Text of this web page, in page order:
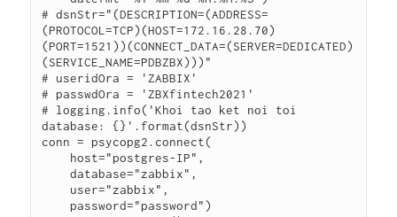
# dsnStr="(DESCRIPTION=(ADDRESS=
(PROTOCOL=TCP)(HOST=172.16.28.70)
(PORT=1521))(CONNECT_DATA=(SERVER=DEDICATED)
(SERVICE_NAME=PDBZBX)))"
# useridOra = 'ZABBIX'
# passwdOra = 'ZBXfintech2021'
# logging.info('Khoi tao ket noi toi
database: {}'.format(dsnStr))
conn = psycopg2.connect(
    database="zabbix",